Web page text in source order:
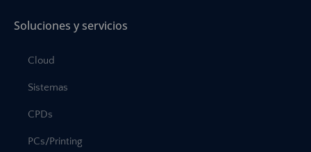
Soluciones y servicios
Cloud
Sistemas
CPDs
PCs/Printing